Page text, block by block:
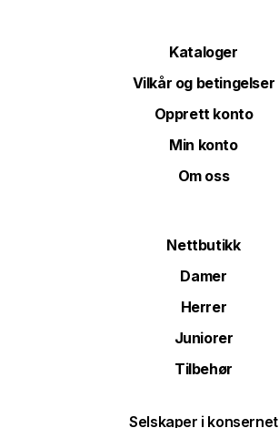
Kataloger
Vilkår og betingelser
Opprett konto
Min konto
Om oss
Nettbutikk
Damer
Herrer
Juniorer
Tilbehør
Selskaper i konsernet